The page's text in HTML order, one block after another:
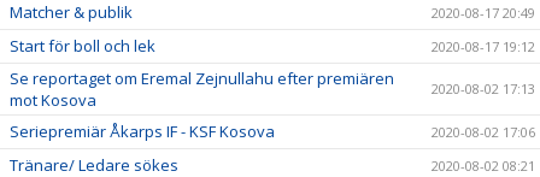
Matcher & publik 2020-08-17 20:49
Start för boll och lek 2020-08-17 19:12
Se reportaget om Eremal Zejnullahu efter premiären
mot Kosova
2020-08-02 17:13
Seriepremiär Åkarps IF - KSF Kosova 2020-08-02 17:06
Tränare/ Ledare sökes 2020-08-02 08:21